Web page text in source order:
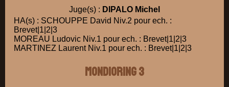
Juge(s) : DIPALO Michel
HA(s) : SCHOUPPE David Niv.2 pour ech. :
Brevet|1|2|3
MOREAU Ludovic Niv.1 pour ech. : Brevet|1|2|3
MARTINEZ Laurent Niv.1 pour ech. : Brevet|1|2|3
Mondioring 3